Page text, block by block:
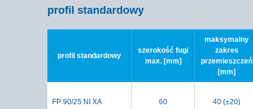
profil standardowy
profil standardowy
szerokość fugi
max. [mm]
maksymalny
zakres
przemieszczeń
[mm]
FP 90/25 NI XA 60 40 (±20)